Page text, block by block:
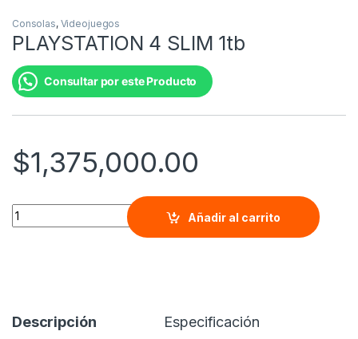
Consolas, Videojuegos
PLAYSTATION 4 SLIM 1tb
Consultar por este Producto
$1,375,000.00
PLAYSTATION 4 SLIM 1tb quantity
Añadir al carrito
Descripción Especificación